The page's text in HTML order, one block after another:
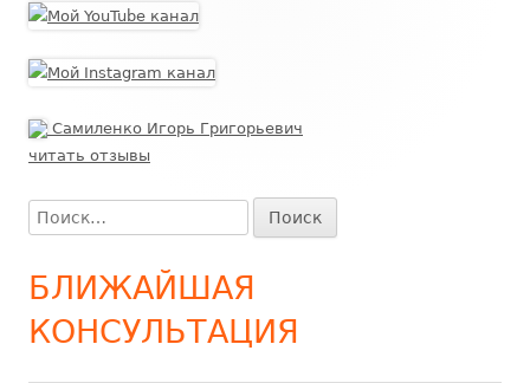
Самиленко Игорь Григорьевич
читать отзывы
Найти:
БЛИЖАЙШАЯ
КОНСУЛЬТАЦИЯ